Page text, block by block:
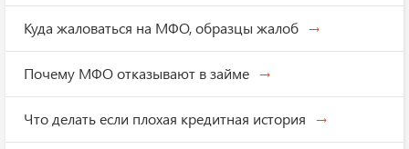
Куда жаловаться на МФО, образцы жалоб
Почему МФО отказывают в займе
Что делать если плохая кредитная история